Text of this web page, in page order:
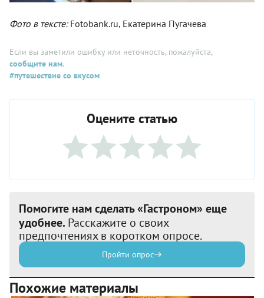
Фото в тексте:Fotobank.ru, Екатерина Пугачева
Если вы заметили ошибку или неточность, пожалуйста,
сообщите нам.
#путешествие со вкусом
Оцените статью
Помогите нам сделать «Гастроном» еще
удобнее. Расскажите о своих
предпочтениях в коротком опросе.
Пройти опрос
Похожие материалы